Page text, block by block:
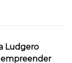
Ludgero